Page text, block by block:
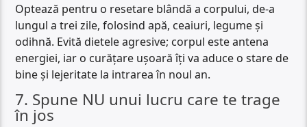
Optează pentru o resetare blândă a corpului, de-a
lungul a trei zile, folosind apă, ceaiuri, legume și
odihnă. Evită dietele agresive; corpul este antena
energiei, iar o curățare ușoară îți va aduce o stare de
bine și lejeritate la intrarea în noul an.
7. Spune NU unui lucru care te trage
în jos